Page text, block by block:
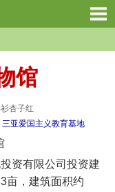
馆
杏子红
三亚爱国主义教育基地
资有限公司投资建
亩，建筑面积约